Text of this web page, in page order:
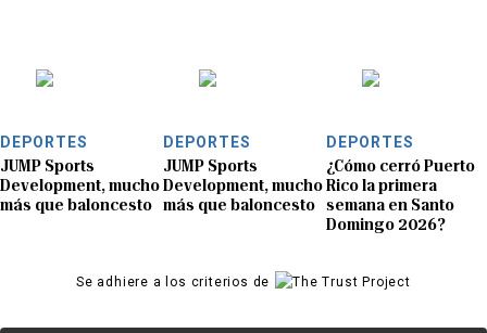
DEPORTES
JUMP Sports
Development, mucho
más que baloncesto
DEPORTES
JUMP Sports
Development, mucho
más que baloncesto
DEPORTES
¿Cómo cerró Puerto
Rico la primera
semana en Santo
Domingo 2026?
Se adhiere a los criterios de